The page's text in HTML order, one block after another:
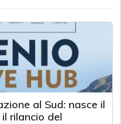
al Sud: nasce il
rilancio del